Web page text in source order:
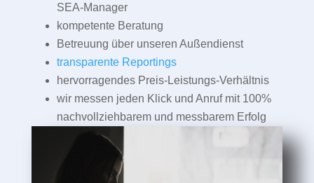
SEA-Manager
kompetente Beratung
Betreuung über unseren Außendienst
transparente Reportings
hervorragendes Preis-Leistungs-Verhältnis
wir messen jeden Klick und Anruf mit 100%
nachvollziehbarem und messbarem Erfolg